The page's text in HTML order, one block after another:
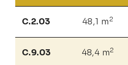
C.2.03 48,1 m 2
C.9.03 48,4 m2